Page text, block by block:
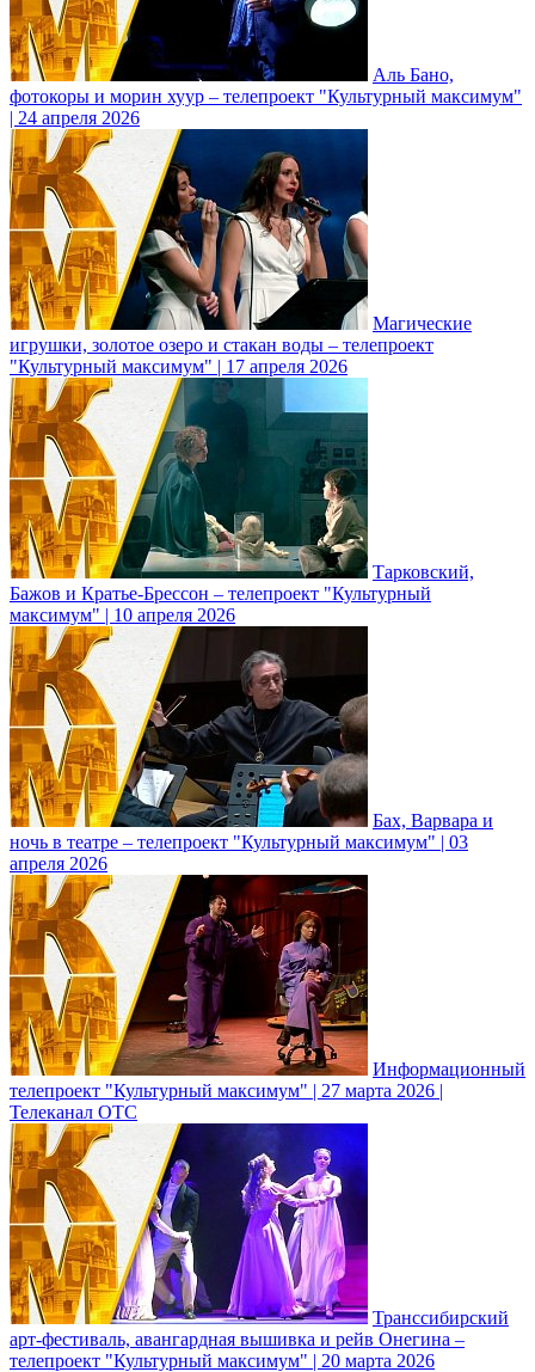
Аль Бано,
фотокоры и морин хуур – телепроект "Культурный максимум"
| 24 апреля 2026
Магические
игрушки, золотое озеро и стакан воды – телепроект
"Культурный максимум" | 17 апреля 2026
Тарковский,
Бажов и Кратье-Брессон – телепроект "Культурный
максимум" | 10 апреля 2026
Бах, Варвара и
ночь в театре – телепроект "Культурный максимум" | 03
апреля 2026
Информационный
телепроект "Культурный максимум" | 27 марта 2026 |
Телеканал ОТС
Транссибирский
арт-фестиваль, авангардная вышивка и рейв Онегина –
телепроект "Культурный максимум" | 20 марта 2026